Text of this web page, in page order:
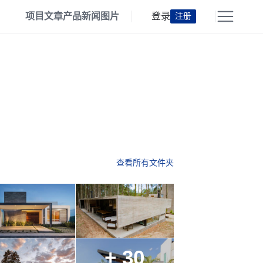
项目文章产品新闻 图片 登录 注册
查看所有文件夹
+ 30